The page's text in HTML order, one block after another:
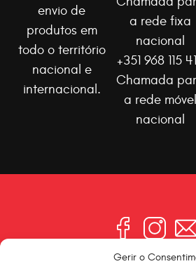
Gerir o
envio de
produtos em
todo o território
nacional e
internacional.
a rede fixa
nacional
+351 968 115
Chamada
a rede móvel
nacional
Copyright ©